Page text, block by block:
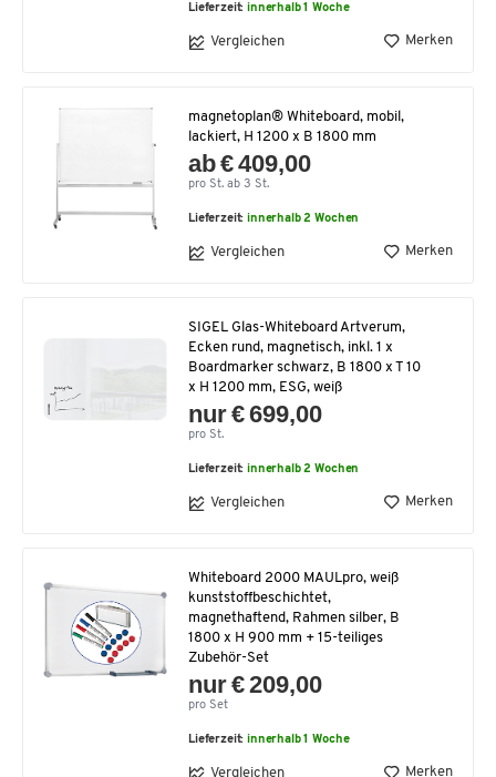
Lieferzeit:innerhalb 1 Woche
Vergleichen Merken
magnetoplan® Whiteboard, mobil,
lackiert, H 1200 x B 1800 mm
ab € 409,00
pro St. ab 3 St.
Lieferzeit:innerhalb 2 Wochen
Vergleichen Merken
SIGEL Glas-Whiteboard Artverum,
Ecken rund, magnetisch, inkl. 1 x
Boardmarker schwarz, B 1800 x T 10
x H 1200 mm, ESG, weiß
nur € 699,00
pro St.
Lieferzeit:innerhalb 2 Wochen
Vergleichen Merken
Whiteboard 2000 MAULpro, weiß
kunststoffbeschichtet,
magnethaftend, Rahmen silber, B
1800 x H 900 mm + 15-teiliges
Zubehör-Set
nur € 209,00
pro Set
Lieferzeit:innerhalb 1 Woche
Vergleichen Merken